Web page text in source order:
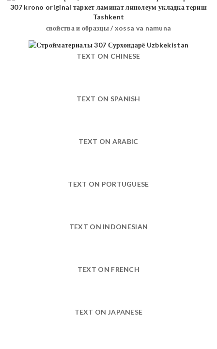
свойства и образцы / xossa va namuna
TEXT ON CHINESE
TEXT ON SPANISH
TEXT ON ARABIC
TEXT ON PORTUGUESE
TEXT ON INDONESIAN
TEXT ON FRENCH
TEXT ON JAPANESE